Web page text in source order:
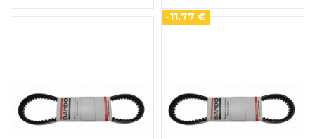
-11,77 €